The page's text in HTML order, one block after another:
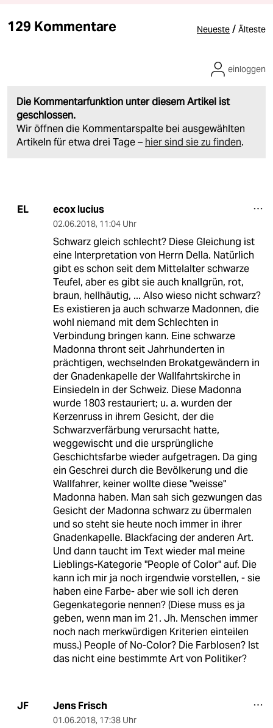
129 Kommentare Neueste / Älteste
Die Kommentarfunktion unter diesem Artikel ist
geschlossen.
Wir öffnen die Kommentarspalte bei ausgewählten
Artikeln für etwa drei Tage – hier sind sie zu finden.
einloggen
EL ecox lucius
02.06.2018, 11:04 Uhr
Schwarz gleich schlecht? Diese Gleichung ist
eine Interpretation von Herrn Della. Natürlich
gibt es schon seit dem Mittelalter schwarze
Teufel, aber es gibt sie auch knallgrün, rot,
braun, hellhäutig, ... Also wieso nicht schwarz?
Es existieren ja auch schwarze Madonnen, die
wohl niemand mit dem Schlechten in
Verbindung bringen kann. Eine schwarze
Madonna thront seit Jahrhunderten in
prächtigen, wechselnden Brokatgewändern in
der Gnadenkapelle der Wallfahrtskirche in
Einsiedeln in der Schweiz. Diese Madonna
wurde 1803 restauriert; u. a. wurden der
Kerzenruss in ihrem Gesicht, der die
Schwarzverfärbung verursacht hatte,
weggewischt und die ursprüngliche
Geschichtsfarbe wieder aufgetragen. Da ging
ein Geschrei durch die Bevölkerung und die
Wallfahrer, keiner wollte diese "weisse"
Madonna haben. Man sah sich gezwungen das
Gesicht der Madonna schwarz zu übermalen
und so steht sie heute noch immer in ihrer
Gnadenkapelle. Blackfacing der anderen Art.
Und dann taucht im Text wieder mal meine
Lieblings-Kategorie "People of Color" auf. Die
kann ich mir ja noch irgendwie vorstellen, - sie
haben eine Farbe- aber wie soll ich deren
Gegenkategorie nennen? (Diese muss es ja
geben, wenn man im 21. Jh. Menschen immer
noch nach merkwürdigen Kriterien einteilen
muss.) People of No-Color? Die Farblosen? Ist
das nicht eine bestimmte Art von Politiker?
JF Jens Frisch
01.06.2018, 17:38 Uhr